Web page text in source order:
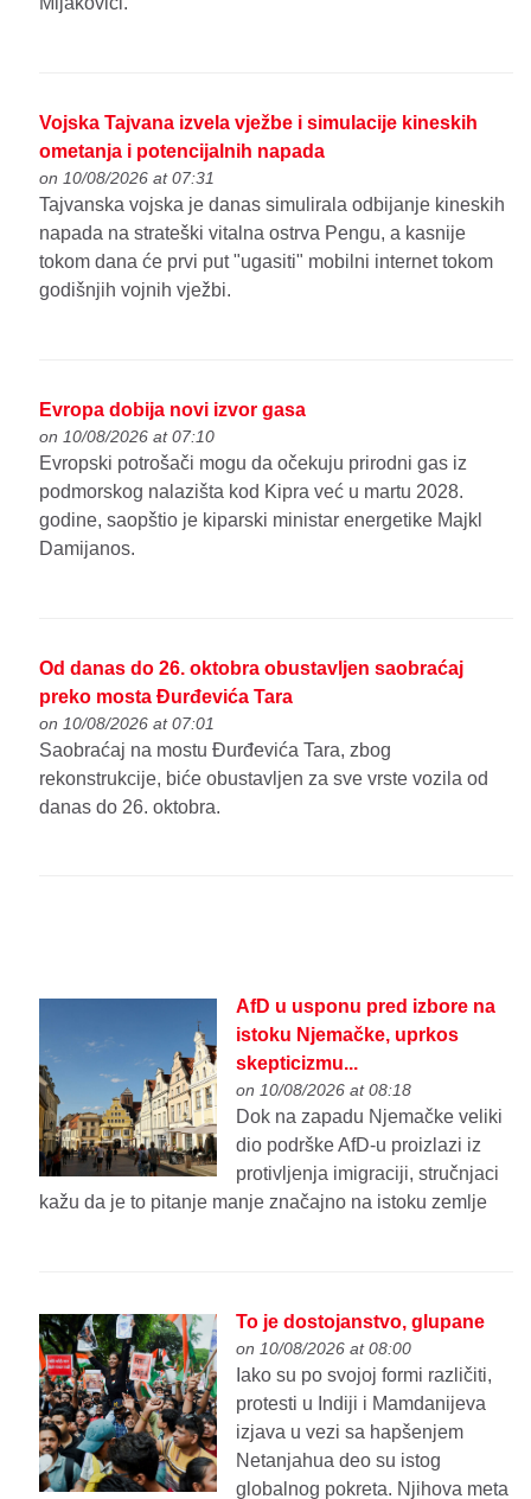
Vojska Tajvana izvela vježbe i simulacije kineskih
ometanja i potencijalnih napada
on 10/08/2026 at 07:31
Tajvanska vojska je danas simulirala odbijanje kineskih
napada na strateški vitalna ostrva Pengu, a kasnije
tokom dana će prvi put "ugasiti" mobilni internet tokom
godišnjih vojnih vježbi.
Evropa dobija novi izvor gasa
on 10/08/2026 at 07:10
Evropski potrošači mogu da očekuju prirodni gas iz
podmorskog nalazišta kod Kipra već u martu 2028.
godine, saopštio je kiparski ministar energetike Majkl
Damijanos.
Od danas do 26. oktobra obustavljen saobraćaj
preko mosta Đurđevića Tara
on 10/08/2026 at 07:01
Saobraćaj na mostu Đurđevića Tara, zbog
rekonstrukcije, biće obustavljen za sve vrste vozila od
danas do 26. oktobra.
AfD u usponu pred izbore na
istoku Njemačke, uprkos
skepticizmu...
on 10/08/2026 at 08:18
Dok na zapadu Njemačke veliki
dio podrške AfD-u proizlazi iz
protivljenja imigraciji, stručnjaci
kažu da je to pitanje manje značajno na istoku zemlje
To je dostojanstvo, glupane
on 10/08/2026 at 08:00
Iako su po svojoj formi različiti,
protesti u Indiji i Mamdanijeva
izjava u vezi sa hapšenjem
Netanjahua deo su istog
globalnog pokreta. Njihova meta